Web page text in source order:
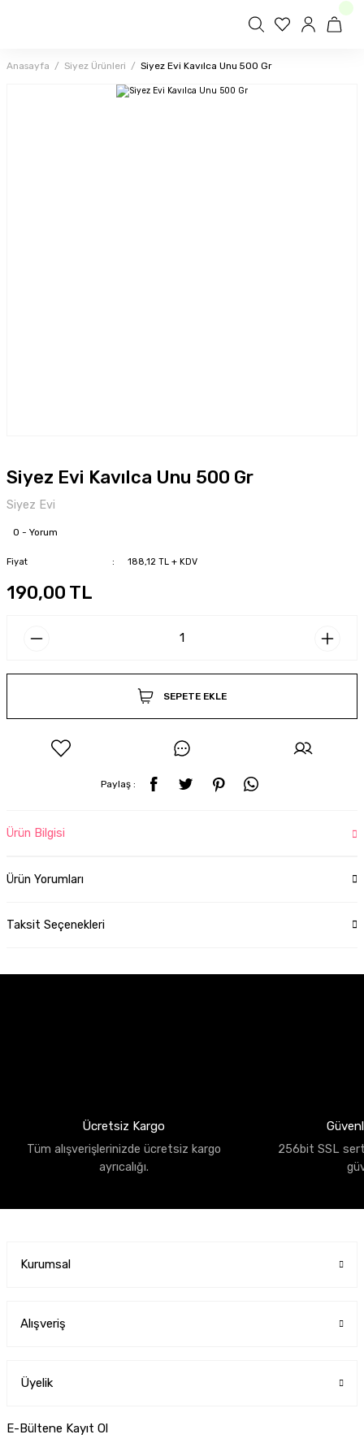
Anasayfa Siyez Ürünleri Siyez Evi Kavılca Unu 500 Gr
Siyez Evi Kavılca Unu 500 Gr
Siyez Evi
0 - Yorum
Fiyat 188,12 TL + KDV
190,00 TL
SEPETE EKLE
Paylaş :
Ürün Bilgisi
Ürün Yorumları
Taksit Seçenekleri
Ücretsiz Kargo
Tüm alışverişlerinizde ücretsiz kargo
ayrıcalığı.
256bit SSL
Kurumsal
Alışveriş
Üyelik
E-Bültene Kayıt Ol